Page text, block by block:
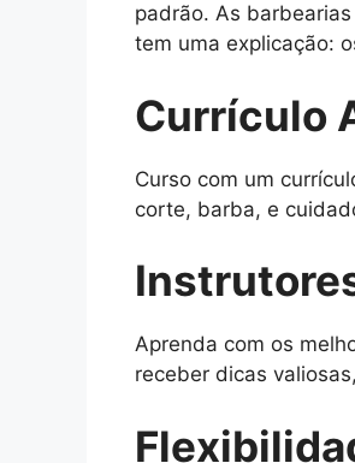
padrão. As
tem uma explicação:
Currículo
Curso com um
corte, barba, e
Aprenda com os
receber dicas